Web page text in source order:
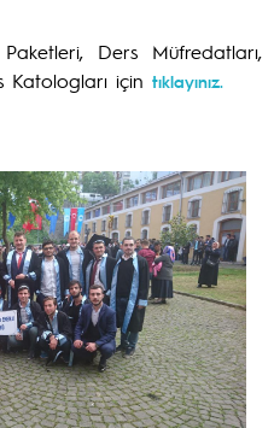
Ders Müfredatları,
Katologları için tıklayınız.